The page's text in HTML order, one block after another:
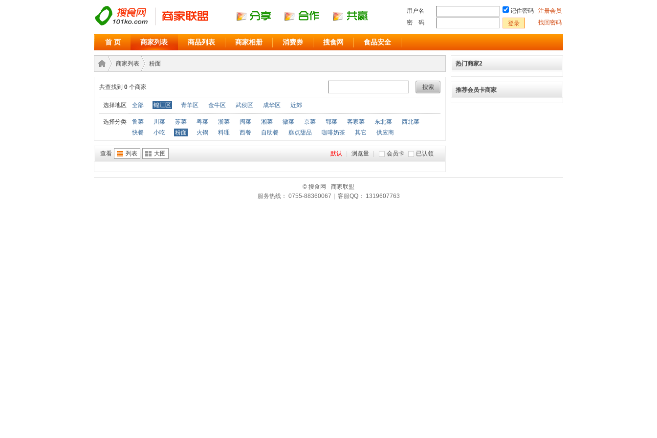
注册会员
找回密码
用户名
记住密码
密 码
登录
首 页 商家列表 商品列表 商家相册 消费券 搜食网 食品安全
商家›
商家列表
›
粉面
搜索
共查找到 0 个商家
选择地区 全部 锦江区 青羊区 金牛区 武侯区 成华区 近郊
选择分类 鲁菜 川菜 苏菜 粤菜 浙菜 闽菜 湘菜 徽菜 京菜 鄂菜 客家菜 东北菜
西北菜
快餐
小吃 粉面 火锅 料理 西餐 自助餐 糕点甜品 咖啡奶茶 其它 供应商
查看 列表 大图 会员卡 已认领
默认 浏览量
热门商家2
推荐会员卡商家
© 搜食网 - 商家联盟
服务热线： 0755-88360067
客服QQ： 1319607763